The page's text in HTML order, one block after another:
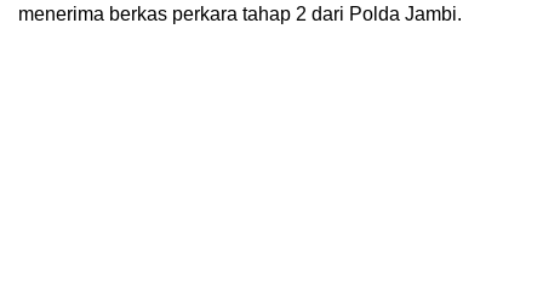
menerima berkas perkara tahap 2 dari Polda Jambi.